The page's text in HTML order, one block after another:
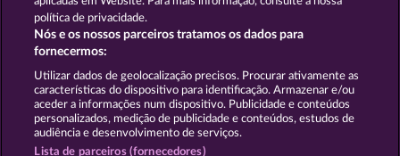
Empresa Perguntas frequentes Facebook
Enviar pedido de rescisão
política de privacidade.
Nós e os nossos parceiros tratamos os dados para
fornecermos:
Utilizar dados de geolocalização precisos. Procurar ativamente as
características do dispositivo para identificação. Armazenar e/ou
aceder a informações num dispositivo. Publicidade e conteúdos
personalizados, medição de publicidade e conteúdos, estudos de
audiência e desenvolvimento de serviços.
Lista de parceiros (fornecedores)